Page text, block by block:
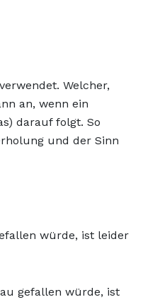
Welcher,
an, wenn ein
darauf folgt. So
und der Sinn
würde, ist leider
gefallen würde, ist